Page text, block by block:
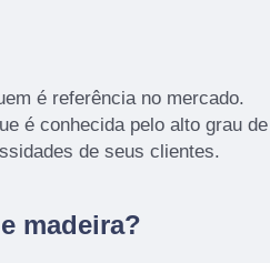
é referência no mercado.
é conhecida pelo alto grau de
de seus clientes.
madeira?